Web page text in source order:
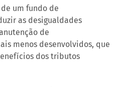
um fundo de
as desigualdades
de
menos desenvolvidos, que
dos tributos